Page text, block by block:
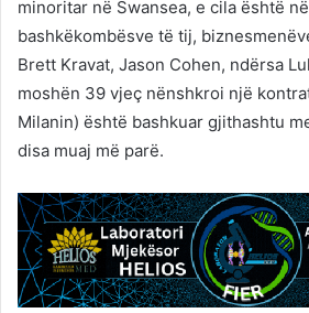
minoritar në Swansea, e cila është
bashkëkombësve të tij,
Brett Kravat, Jason Cohen, ndërsa
moshën 39 vjeç nënshkroi një
Milanin) është bashkuar gjithashtu
disa muaj më parë.